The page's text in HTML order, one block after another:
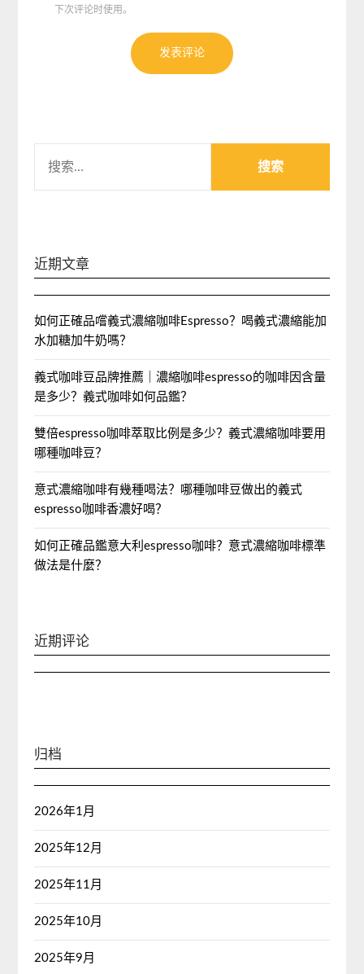
下次评论时使用。
索：
近期文章
如何正確品嚐義式濃縮咖啡Espresso？喝義式濃縮能加
水加糖加牛奶嗎？
義式咖啡豆品牌推薦｜濃縮咖啡espresso的咖啡因含量
是多少？義式咖啡如何品鑑？
雙倍espresso咖啡萃取比例是多少？義式濃縮咖啡要用
哪種咖啡豆？
意式濃縮咖啡有幾種喝法？哪種咖啡豆做出的義式
espresso咖啡香濃好喝？
如何正確品鑑意大利espresso咖啡？意式濃縮咖啡標準
做法是什麼？
近期评论
归档
2026年1月
2025年12月
2025年11月
2025年10月
2025年9月